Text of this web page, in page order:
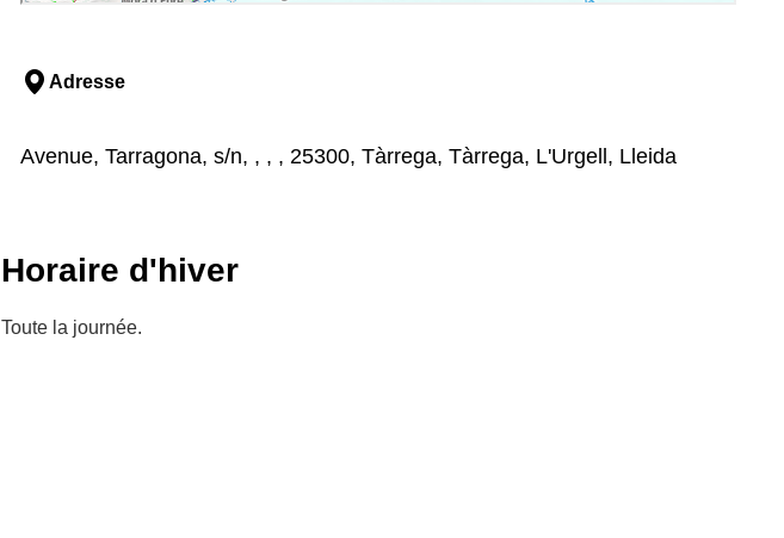
Adresse
Avenue, Tarragona, s/n, , , , 25300, Tàrrega, Tàrrega, L'Urgell, Lleida
Horaire d'hiver
Toute la journée.